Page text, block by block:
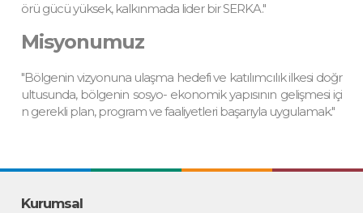
örü gücü yüksek, kalkınmada lider bir SERKA."
Misyonumuz
"Bölgenin vizyonuna ulaşma hedefi ve katılımcılık ilkesi doğr
ultusunda, bölgenin sosyo- ekonomik yapısının gelişmesi içi
n gerekli plan, program ve faaliyetleri başarıyla uygulamak."
Kurumsal